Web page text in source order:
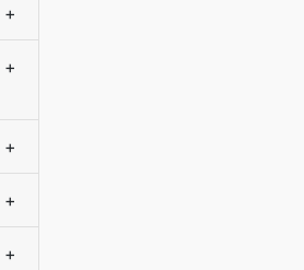
+
+
+
+
+